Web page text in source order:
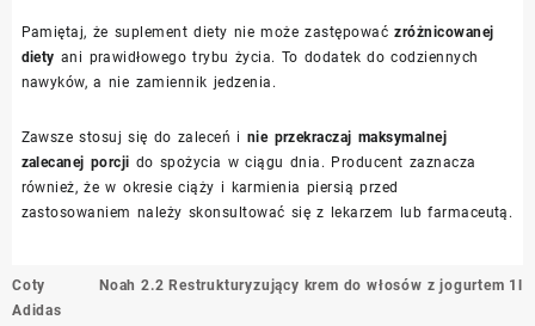
Pamiętaj, że suplement diety nie może zastępowaćzróżnicowanej
diety ani prawidłowego trybu życia. To dodatek do codziennych
nawyków, a nie zamiennik jedzenia.
Zawsze stosuj się do zaleceń i nie przekraczaj maksymalnej
zalecanej porcji do spożycia w ciągu dnia. Producent zaznacza
również, że w okresie ciąży i karmienia piersią przed
zastosowaniem należy skonsultować się z lekarzem lub farmaceutą.
Nawigacja
wpisu
Coty
Adidas
Noah 2.2 Restrukturyzujący krem do włosów z jogurtem 1l